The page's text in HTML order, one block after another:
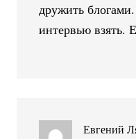
дружить
интервью взять.
Евгений